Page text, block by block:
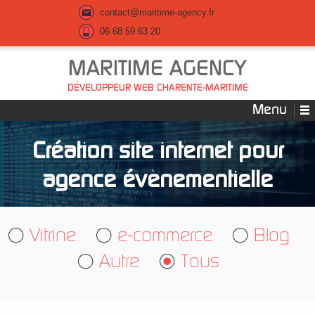
contact@maritime-agency.fr
06 68 59 63 20
MARITIME AGENCY
DÉVELOPPEUR WEB CHARENTE-MARITIME
Menu
Création site internet pour
agence évènementielle
Vitrine e-commerce
Blog
Autre
Tous